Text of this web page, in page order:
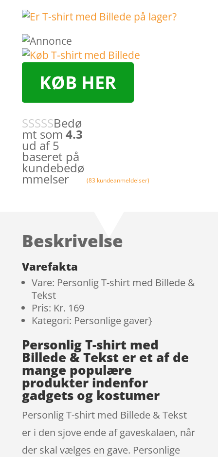
KØB HER
Bedø
mt som 4.3
ud af 5
baseret på
kundebedø
mmelser (83 kundeanmeldelser)
Beskrivelse
Varefakta
Vare: Personlig T-shirt med Billede &
Tekst
Pris: Kr. 169
Kategori: Personlige gaver}
Personlig T-shirt med
Billede & Tekst er et af de
mange populære
produkter indenfor
gadgets og kostumer
Personlig T-shirt med Billede & Tekst
er i den sjove ende af gaveskalaen, når
der skal vælges en gave. Personlige